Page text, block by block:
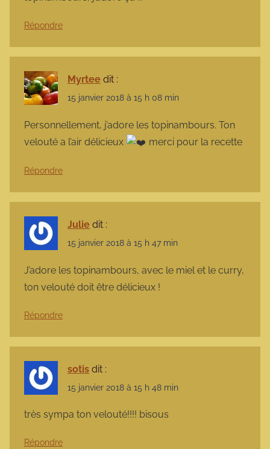
Répondre
Myrtee dit :
15 janvier 2018 à 15 h 08 min
Personnellement, j’adore les topinambours. Ton
velouté a l’air délicieux
merci pour la recette
Répondre
Julie dit :
15 janvier 2018 à 15 h 47 min
J’adore les topinambours, avec le miel et le curry,
ton velouté doit être délicieux !
Répondre
sotis dit :
15 janvier 2018 à 15 h 48 min
très sympa ton velouté!!!! bisous
Répondre